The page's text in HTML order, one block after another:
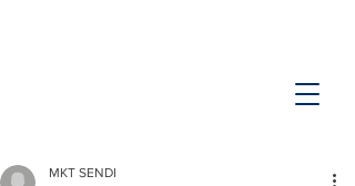
MKT SENDI